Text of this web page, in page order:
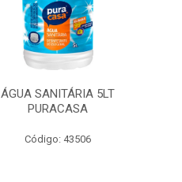
ÁGUA SANITÁRIA 5LT
PURACASA
Código: 43506